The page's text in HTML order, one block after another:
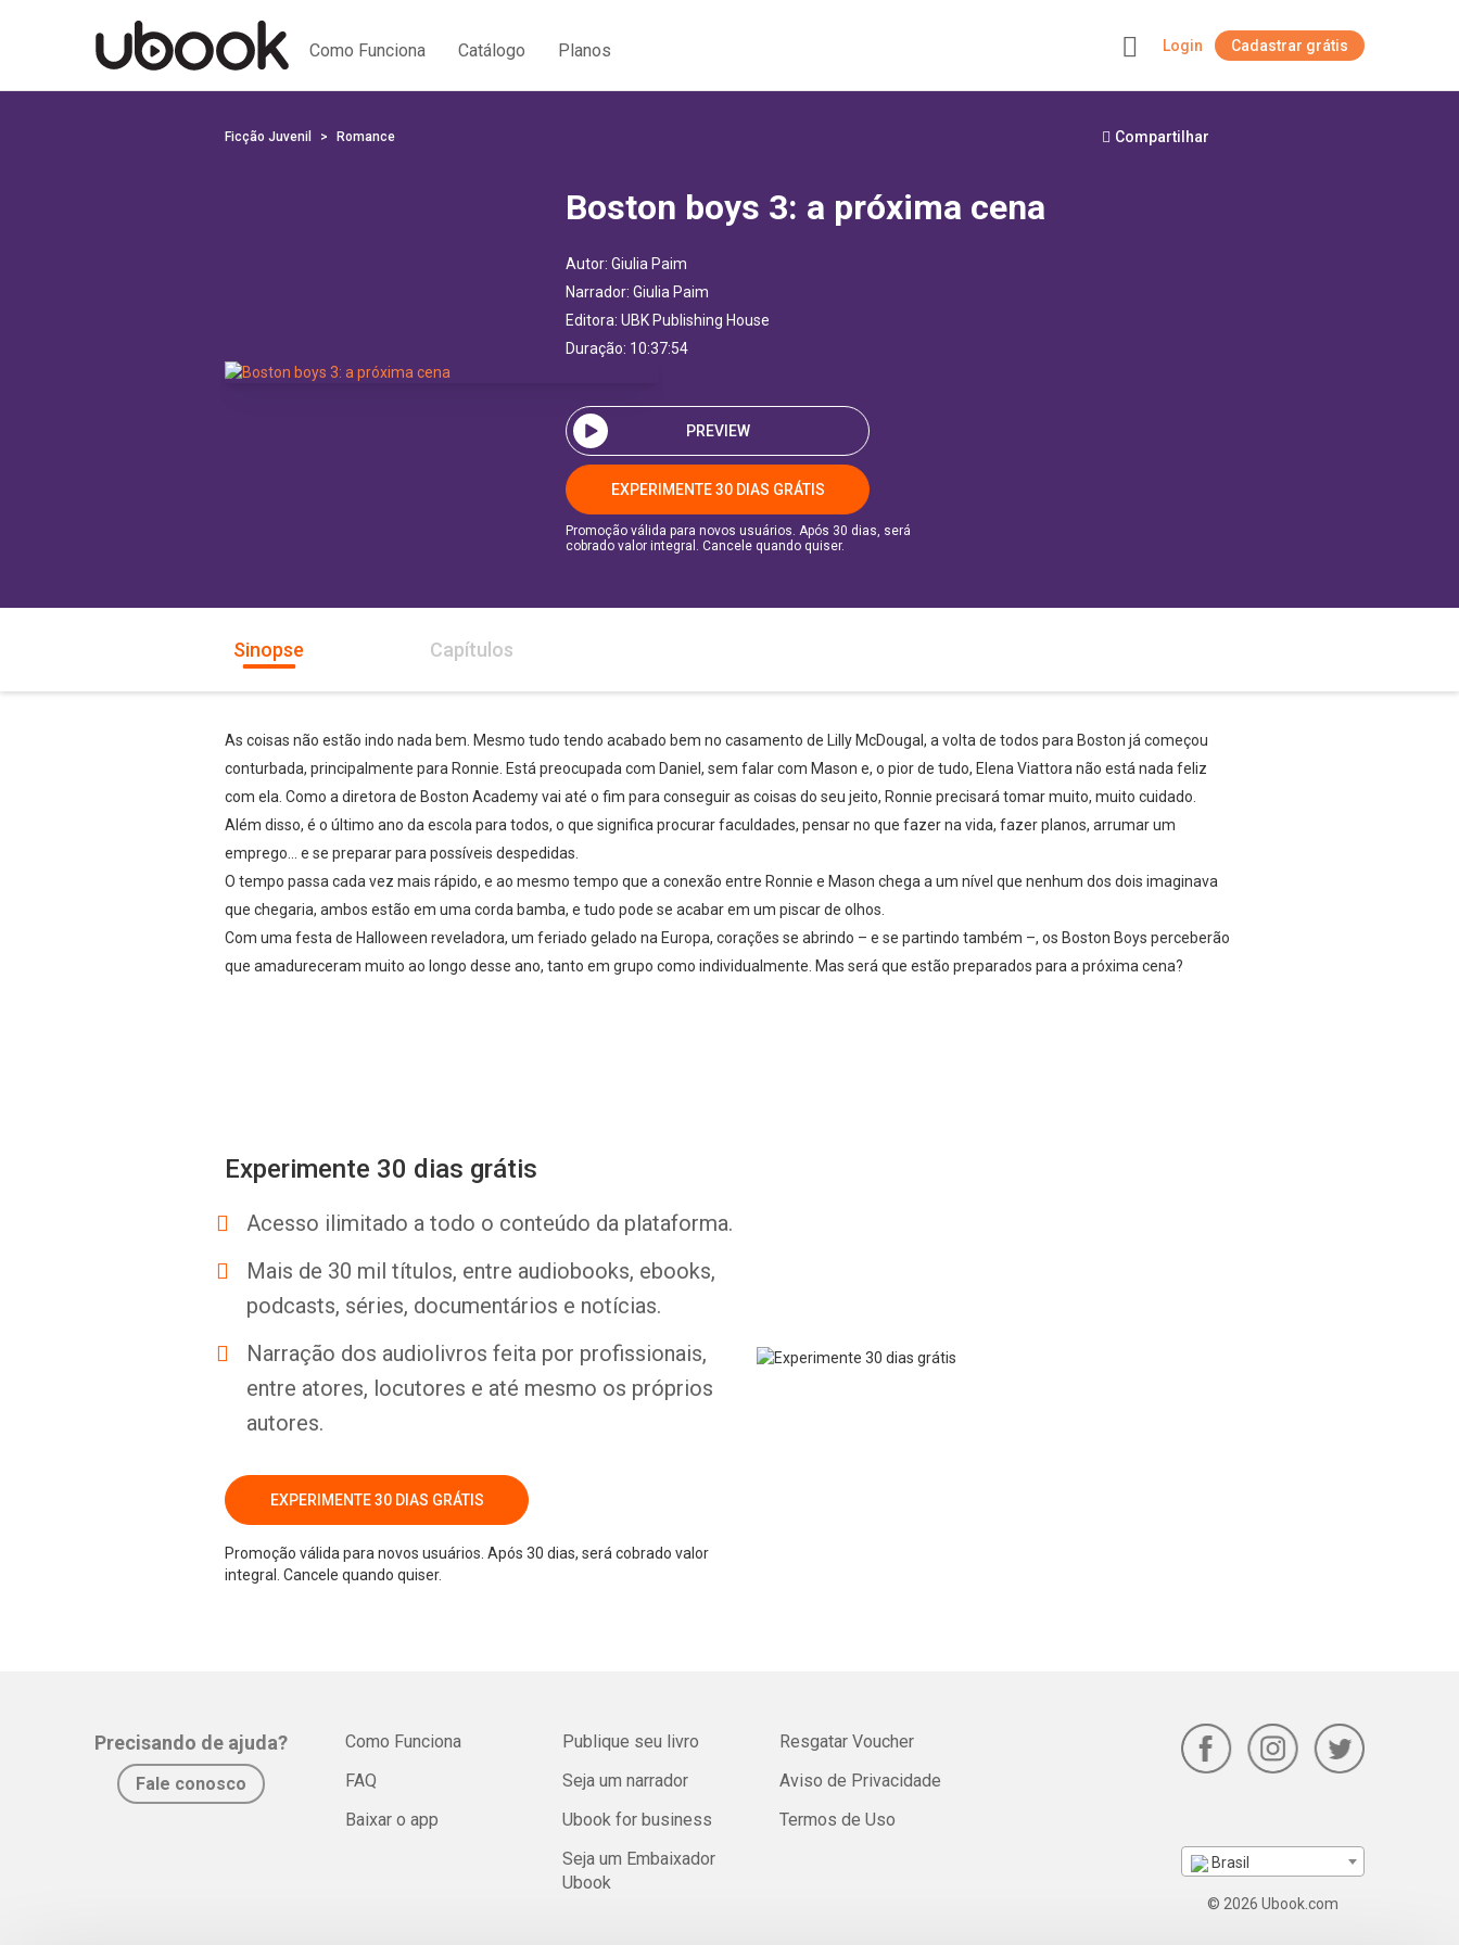
Como Funciona Catálogo Planos Login Cadastrar grátis
Ficção Juvenil Romance Compartilhar
Boston boys 3: a próxima cena
Autor: Giulia Paim
Narrador: Giulia Paim
Editora: UBK Publishing House
Duração: 10:37:54
PREVIEW
EXPERIMENTE 30 DIAS GRÁTIS
Promoção válida para novos usuários. Após 30 dias, será
cobrado valor integral. Cancele quando quiser.
Sinopse Capítulos
As coisas não estão indo nada bem. Mesmo tudo tendo acabado bem no casamento de Lilly McDougal, a volta de todos para Boston já começou
conturbada, principalmente para Ronnie. Está preocupada com Daniel, sem falar com Mason e, o pior de tudo, Elena Viattora não está nada feliz
com ela. Como a diretora de Boston Academy vai até o fim para conseguir as coisas do seu jeito, Ronnie precisará tomar muito, muito cuidado.
Além disso, é o último ano da escola para todos, o que significa procurar faculdades, pensar no que fazer na vida, fazer planos, arrumar um
emprego… e se preparar para possíveis despedidas.
O tempo passa cada vez mais rápido, e ao mesmo tempo que a conexão entre Ronnie e Mason chega a um nível que nenhum dos dois imaginava
que chegaria, ambos estão em uma corda bamba, e tudo pode se acabar em um piscar de olhos.
Com uma festa de Halloween reveladora, um feriado gelado na Europa, corações se abrindo – e se partindo também –, os Boston Boys perceberão
que amadureceram muito ao longo desse ano, tanto em grupo como individualmente. Mas será que estão preparados para a próxima cena?
Experimente 30 dias grátis
Acesso ilimitado a todo o conteúdo da plataforma.
Mais de 30 mil títulos, entre audiobooks, ebooks,
podcasts, séries, documentários e notícias.
Narração dos audiolivros feita por profissionais,
entre atores, locutores e até mesmo os próprios
autores.
EXPERIMENTE 30 DIAS GRÁTIS
Promoção válida para novos usuários. Após 30 dias, será cobrado valor
integral. Cancele quando quiser.
Precisando de ajuda?
Fale conosco
Como Funciona
FAQ
Baixar o app
Publique seu livro
Seja um narrador
Ubook for business
Seja um Embaixador
Ubook
Resgatar Voucher
Aviso de Privacidade
Termos de Uso
Brasil
© 2026 Ubook.com